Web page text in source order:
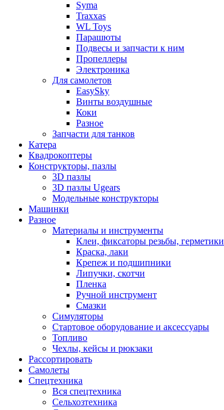
Syma
Traxxas
WL Toys
Парашюты
Подвесы и запчасти к ним
Пропеллеры
Электроника
Для самолетов
EasySky
Винты воздушные
Коки
Разное
Запчасти для танков
Катера
Квадрокоптеры
Конструкторы, пазлы
3D пазлы
3D пазлы Ugears
Модельные конструкторы
Машинки
Разное
Материалы и инструменты
Клеи, фиксаторы резьбы, герметики
Краска, лаки
Крепеж и подшипники
Липучки, скотчи
Пленка
Ручной инструмент
Смазки
Симуляторы
Стартовое оборудование и аксессуары
Топливо
Чехлы, кейсы и рюкзаки
Рассортировать
Самолеты
Спецтехника
Вся спецтехника
Сельхозтехника